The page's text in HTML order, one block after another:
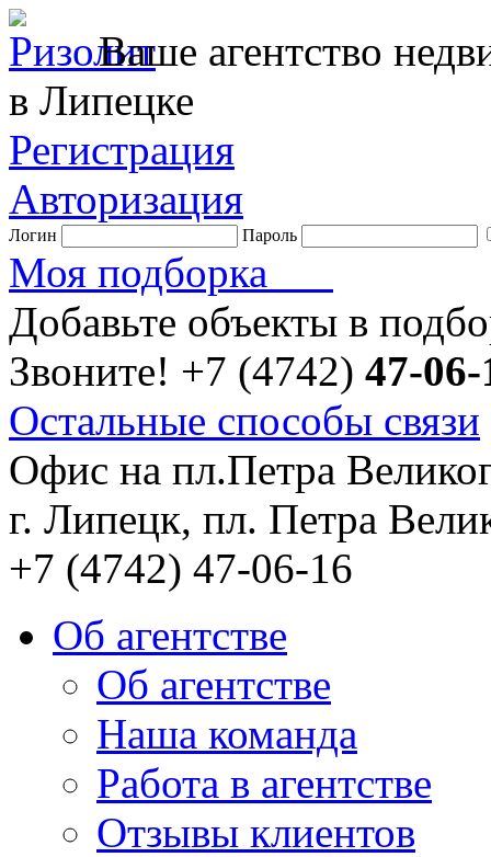
Ваше агентство
в Липецке
Регистрация
Авторизация
Логин Пароль
Моя подборка
Добавьте объекты в
Звоните! +7 (4742) 47-06-
Остальные способы связи
Офис на пл.Петра
г. Липецк, пл. Петра
+7 (4742) 47-06-16
Об агентстве
Об агентстве
Наша команда
Работа в агентстве
Отзывы клиентов